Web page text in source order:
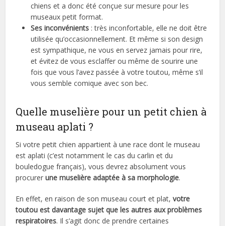
chiens et a donc été conçue sur mesure pour les
museaux petit format.
Ses inconvénients : très inconfortable, elle ne doit être
utilisée qu’occasionnellement. Et même si son design
est sympathique, ne vous en servez jamais pour rire,
et évitez de vous esclaffer ou même de sourire une
fois que vous l’avez passée à votre toutou, même s’il
vous semble comique avec son bec.
Quelle muselière pour un petit chien à
museau aplati ?
Si votre petit chien appartient à une race dont le museau
est aplati (c’est notamment le cas du carlin et du
bouledogue français), vous devrez absolument vous
procurerune muselière adaptée à sa morphologie.
En effet, en raison de son museau court et plat,votre
toutou est davantage sujet que les autres aux problèmes
respiratoires. Il s’agit donc de prendre certaines